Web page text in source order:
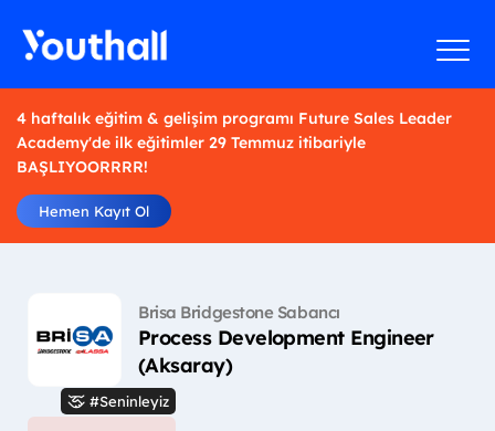
4 haftalık eğitim & gelişim programı Future Sales Leader
Academy'de ilk eğitimler 29 Temmuz itibariyle
BAŞLIYOORRRR!
Hemen Kayıt Ol
Brisa Bridgestone Sabancı
Process Development Engineer
(Aksaray)
#Seninleyiz